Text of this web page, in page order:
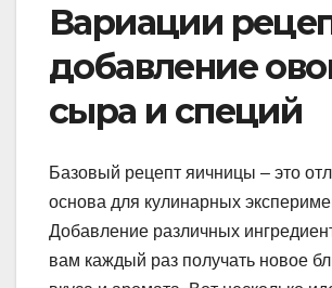
Вариации
добавление
сыра и специй
Базовый рецепт яичницы – это
основа для кулинарных
Добавление различных
вам каждый раз получать новое